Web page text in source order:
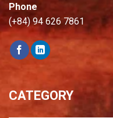
Phone
(+84) 94 626 7861
CATEGORY